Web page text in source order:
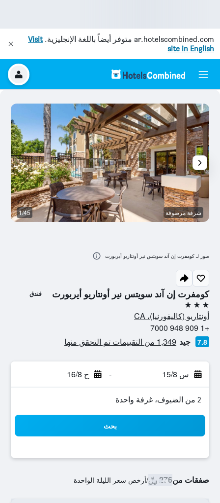
ar.hotelscombined.com متوفر أيضاً باللغة الإنجليزية.Visit
site in English
كومفرت إن آند سويتس نير أونتاريو أيربورت فندق
3 نجوم
أونتاريو (كاليفورنيا)، CA
+1 909 948 7000
7.8 جيد 1,349 من التقييمات تم التحقق منها
س 15/8 - ح 16/8
2 من الضيوف، غرفة واحدة
بحث
صفقات من276 ﷼ /أرخص سعر الليلة الواحدة
شرفة مرصوفة 1/45
صور لـ كومفرت إن آند سويتس نير أونتاريو أيربورت